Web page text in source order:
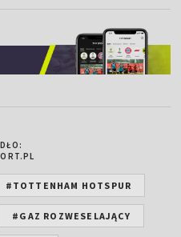
#TOTTENHAM HOTSPUR
#GAZ ROZWESELAJĄCY